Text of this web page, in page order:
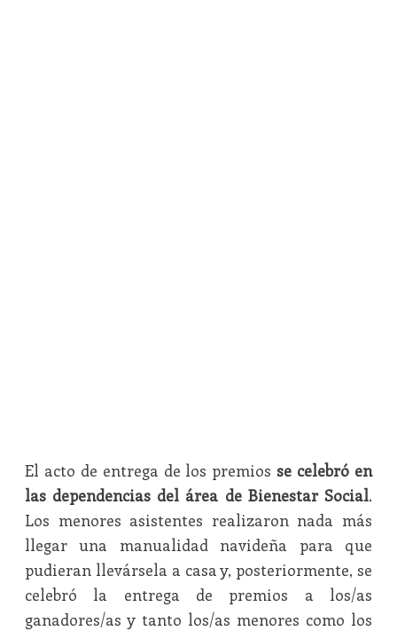
El acto de entrega de los premiosse celebró en
las dependencias del área de Bienestar Social.
Los menores asistentes realizaron nada más
llegar una manualidad navideña para que
pudieran llevársela a casa y, posteriormente, se
celebró la entrega de premios a los/as
ganadores/as y tanto los/as menores como los